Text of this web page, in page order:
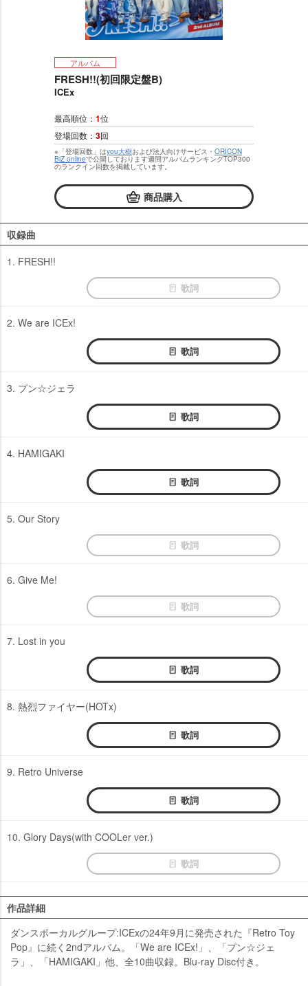
アルバム
FRESH!!(初回限定盤B)
ICEx
最高順位： 1位
登場回数： 3回
※「登場回数」はyou大樹および法人向けサービス・ ORICON
BiZ onlineで公開しております週間アルバムランキングTOP300
のランクイン回数を掲載しています。
商品購入
収録曲
1. FRESH!!
歌詞
2. We are ICEx!
歌詞
3. プン☆ジェラ
歌詞
4. HAMIGAKI
歌詞
5. Our Story
歌詞
6. Give Me!
歌詞
7. Lost in you
歌詞
8. 熱烈ファイヤー(HOTx)
歌詞
9. Retro Universe
歌詞
10. Glory Days(with COOLer ver.)
歌詞
作品詳細
ダンスボーカルグループ:ICExの24年9月に発売された『Retro Toy
Pop』に続く2ndアルバム。「We are ICEx!」、「プン☆ジェ
ラ」、「HAMIGAKI」他、全10曲収録。Blu-ray Disc付き。